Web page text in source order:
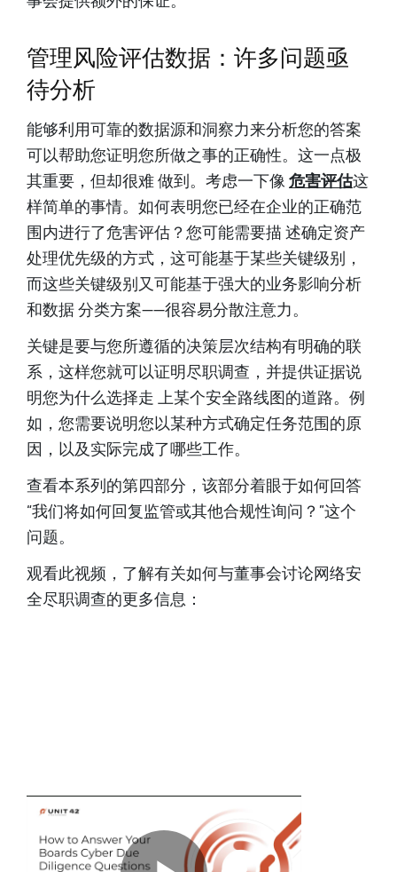
管理风险评估数据：许多问题亟
待分析
能够利用可靠的数据源和洞察力来分析您的答案
可以帮助您证明您所做之事的正确性。这一点极
其重要，但却很难 做到。考虑一下像 危害评估这
样简单的事情。如何表明您已经在企业的正确范
围内进行了危害评估？您可能需要描 述确定资产
处理优先级的方式，这可能基于某些关键级别，
而这些关键级别又可能基于强大的业务影响分析
和数据 分类方案——很容易分散注意力。
关键是要与您所遵循的决策层次结构有明确的联
系，这样您就可以证明尽职调查，并提供证据说
明您为什么选择走 上某个安全路线图的道路。例
如，您需要说明您以某种方式确定任务范围的原
因，以及实际完成了哪些工作。
查看本系列的第四部分，该部分着眼于如何回答
“我们将如何回复监管或其他合规性询问？”这个
问题。
观看此视频，了解有关如何与董事会讨论网络安
全尽职调查的更多信息：